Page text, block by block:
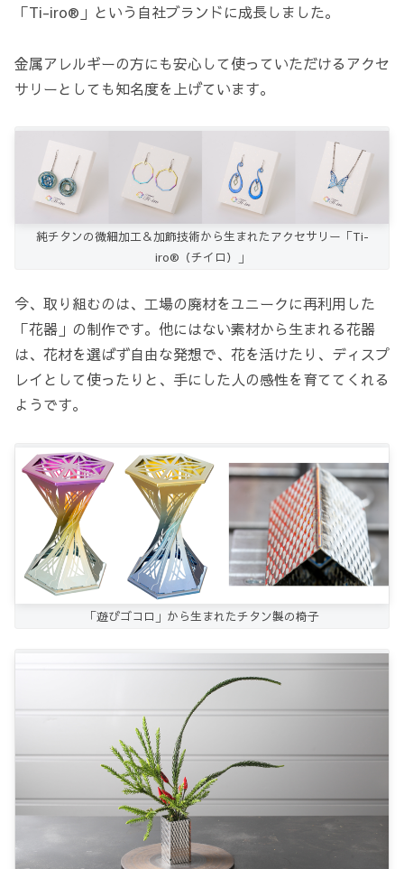
「Ti-iro®」という自社ブランドに成長しました。
金属アレルギーの方にも安心して使っていただけるアクセ
サリーとしても知名度を上げています。
純チタンの微細加工＆加飾技術から生まれたアクセサリー「Ti-
iro®（チイロ）」
今、取り組むのは、工場の廃材をユニークに再利用した
「花器」の制作です。他にはない素材から生まれる花器
は、花材を選ばず自由な発想で、花を活けたり、ディスプ
レイとして使ったりと、手にした人の感性を育ててくれる
ようです。
「遊びゴコロ」から生まれたチタン製の椅子